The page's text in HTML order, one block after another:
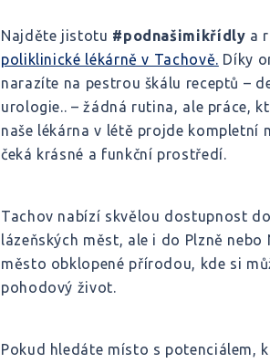
Najděte jistotu #podnašimikřídly a
poliklinické lékárně v Tachově. Díky
narazíte na pestrou škálu receptů –
urologie.. – žádná rutina, ale práce,
naše lékárna v létě projde kompletní
čeká krásné a funkční prostředí.
Tachov nabízí skvělou dostupnost
lázeňských měst, ale i do Plzně nebo
město obklopené přírodou, kde si
pohodový život.
Pokud hledáte místo s potenciálem,